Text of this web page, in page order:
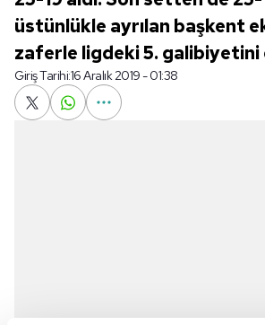
üstünlükle ayrılan başkent
zaferle ligdeki 5.
Giriş Tarihi:16 Aralık 2019 - 01:38